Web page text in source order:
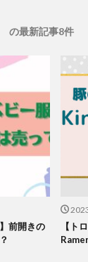
の最新記事8件
前開きの
【ト